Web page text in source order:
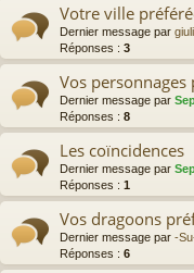
Votre ville
Dernier message par
Réponses : 3
Vos personnages
Dernier message par
Réponses : 8
Les coïncidences
Dernier message par
Réponses : 1
Vos dragoons
Dernier message par -
Réponses : 6